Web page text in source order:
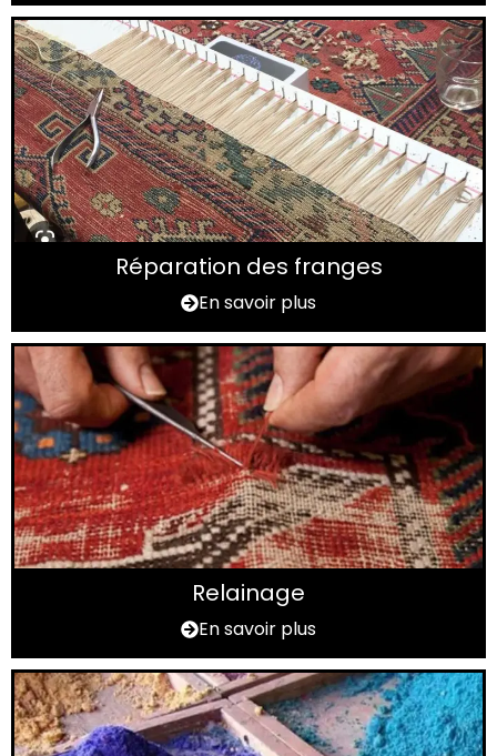
Réparation des franges
En savoir plus
Relainage
En savoir plus